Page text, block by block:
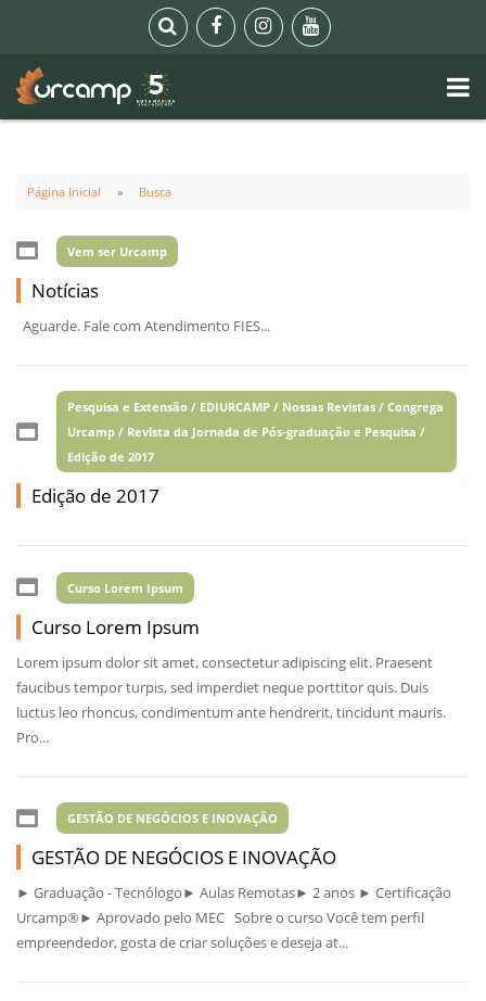
Página Inicial Busca
Vem ser Urcamp
Notícias
Aguarde. Fale com Atendimento FIES...
Pesquisa e Extensão / EDIURCAMP / Nossas Revistas / Congrega
Urcamp / Revista da Jornada de Pós-graduação e Pesquisa /
Edição de 2017
Edição de 2017
Curso Lorem Ipsum
Curso Lorem Ipsum
Lorem ipsum dolor sit amet, consectetur adipiscing elit. Praesent
faucibus tempor turpis, sed imperdiet neque porttitor quis. Duis
luctus leo rhoncus, condimentum ante hendrerit, tincidunt mauris.
Pro...
GESTÃO DE NEGÓCIOS E INOVAÇÃO
GESTÃO DE NEGÓCIOS E INOVAÇÃO
► Graduação - Tecnólogo► Aulas Remotas► 2 anos ► Certificação
Urcamp®️► Aprovado pelo MEC Sobre o curso Você tem perfil
empreendedor, gosta de criar soluções e deseja at...